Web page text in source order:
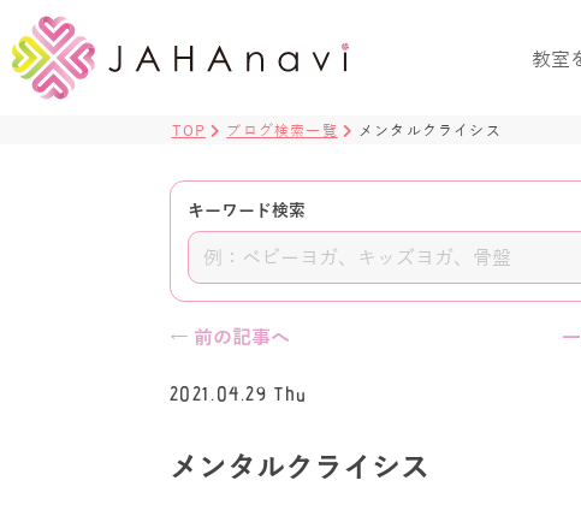
教室
TOP ブログ検索一覧 メンタルクライシス
キーワード検索
← 前の記事へ
2021.04.29 Thu
メンタルクライシス